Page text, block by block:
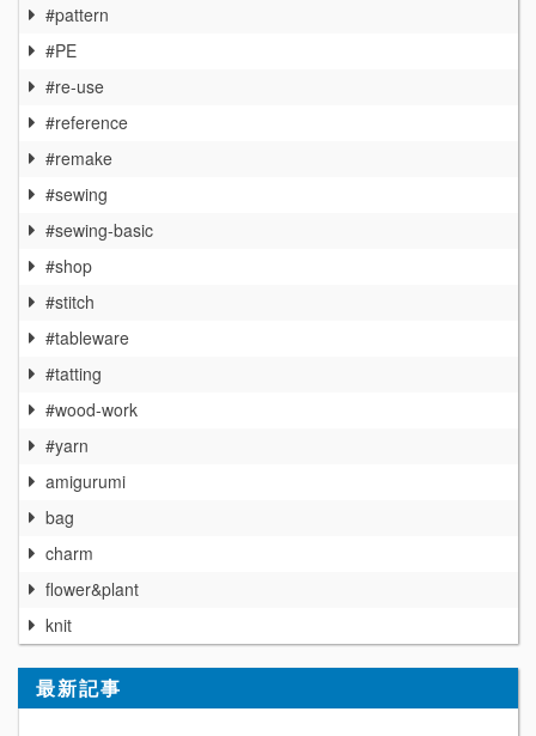
#pattern
#PE
#re-use
#reference
#remake
#sewing
#sewing-basic
#shop
#stitch
#tableware
#tatting
#wood-work
#yarn
amigurumi
bag
charm
flower&plant
knit
最新記事